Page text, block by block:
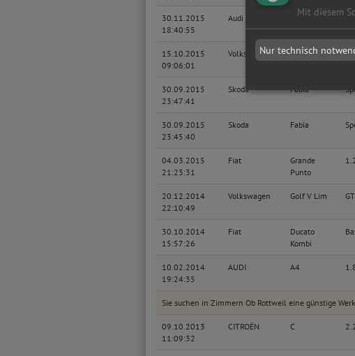
30.11.2015
18:40:55
Audi A4 Lim
15.10.2015
09:06:01
Volkswagen Golf V Lim GT
30.09.2015
23:47:41
Skoda Fabia
30.09.2015
23:45:40
Skoda Fabia
04.03.2015
21:23:31
Fiat
Grande
Punto
20.12.2014
22:10:49
Volkswagen Golf V Lim GT
30.10.2014
15:57:26
Fiat
Ducato
Kombi
10.02.2014
19:24:35
AUDI A4
Sie suchen in Zimmern Ob Rottweil eine günstige
09.10.2013
11:09:32
CITROËN C
Mit diesem
Nur technisch